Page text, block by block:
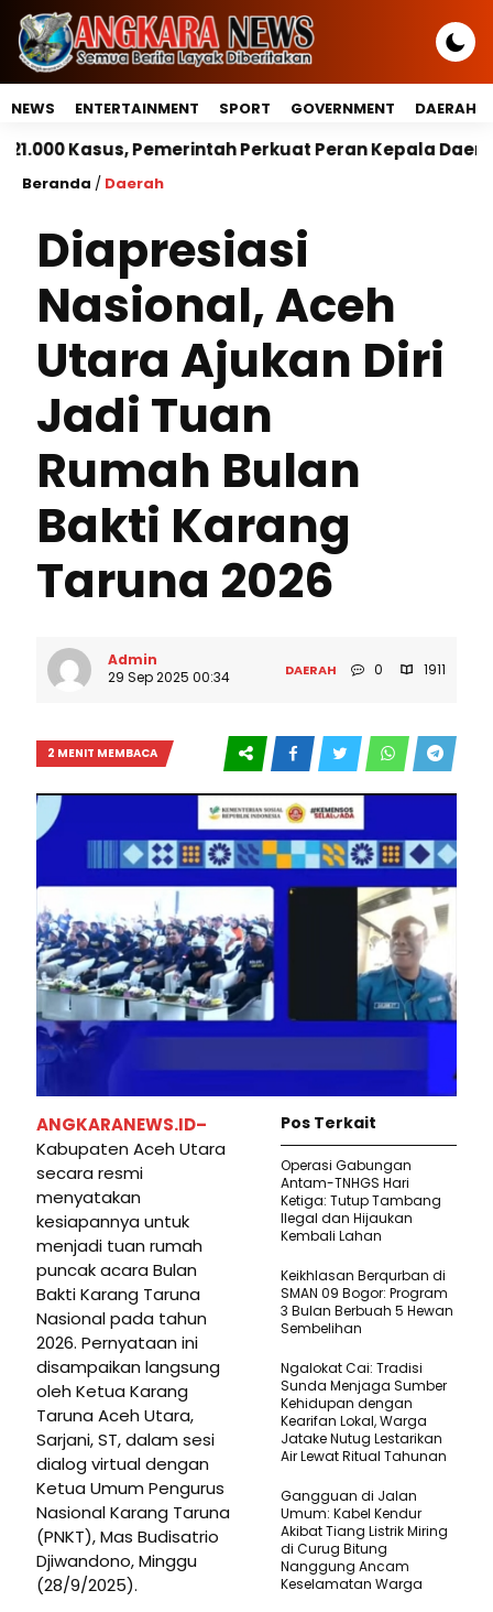
NEWS ENTERTAINMENT SPORT GOVERNMENT DAERAH
Perkuat Peran Kepala Daerah Untuk
Beranda / Daerah
Diapresiasi
Nasional, Aceh
Utara Ajukan Diri
Jadi Tuan
Rumah Bulan
Bakti Karang
Taruna 2026
Admin
29 Sep 2025 00:34
DAERAH 0 1911
2 MENIT MEMBACA
ANGKARANEWS.ID–
Kabupaten Aceh Utara
secara resmi
menyatakan
kesiapannya untuk
menjadi tuan rumah
puncak acara Bulan
Bakti Karang Taruna
Nasional pada tahun
2026. Pernyataan ini
disampaikan langsung
oleh Ketua Karang
Taruna Aceh Utara,
Sarjani, ST, dalam sesi
dialog virtual dengan
Ketua Umum Pengurus
Nasional Karang Taruna
(PNKT), Mas Budisatrio
Djiwandono, Minggu
(28/9/2025).
Pos Terkait
Operasi Gabungan
Antam-TNHGS Hari
Ketiga: Tutup Tambang
Ilegal dan Hijaukan
Kembali Lahan
Keikhlasan Berqurban di
SMAN 09 Bogor: Program
3 Bulan Berbuah 5 Hewan
Sembelihan
Ngalokat Cai: Tradisi
Sunda Menjaga Sumber
Kehidupan dengan
Kearifan Lokal, Warga
Jatake Nutug Lestarikan
Air Lewat Ritual Tahunan
Gangguan di Jalan
Umum: Kabel Kendur
Akibat Tiang Listrik Miring
di Curug Bitung
Nanggung Ancam
Keselamatan Warga